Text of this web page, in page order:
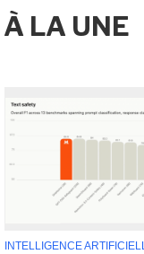
LA UNE
INTELLIGENCE